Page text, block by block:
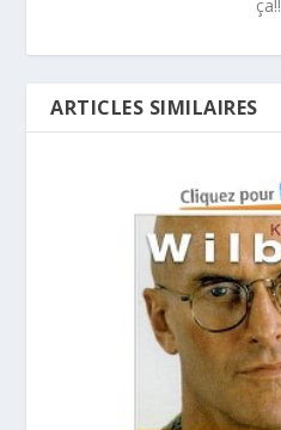
ça!!
ARTICLES SIMILAIRES